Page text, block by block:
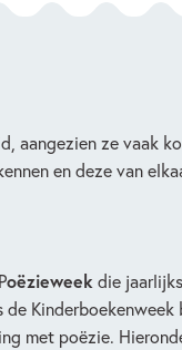
aangezien ze vaak
en deze van
oëzieweek die
met poëzie.